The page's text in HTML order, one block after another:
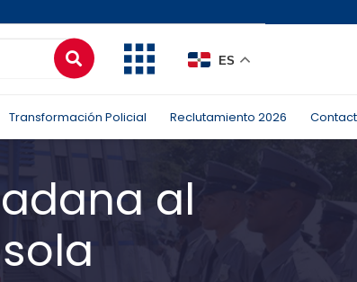
ES
Transformación Policial Reclutamiento 2026
al